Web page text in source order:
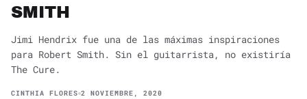
SMITH
Jimi Hendrix fue una de las máximas inspiraciones
para Robert Smith. Sin el guitarrista, no existiría
The Cure.
CINTHIA FLORES 2 NOVIEMBRE, 2020